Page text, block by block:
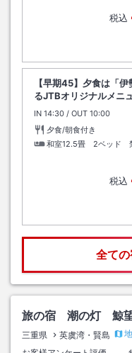
税込
【早期45】夕食は「
るJTBオリジナルメニ
IN チェックイン
14:30 / OUT チェックア
10:00
夕食/朝食付き
和室12.5畳 2ベッド
税込
全て
旅の宿 潮の灯 鯨
三重県 英虞湾・賢島